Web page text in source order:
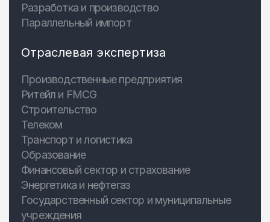
Разработка и производство
Параллельный импорт
Отраслевая экспертиза
Производственные предприятия
Ритейл и FMCG
Строительство
Телеком
Транспорт и логистика
Образование
Финансовый сектор и страхование
Энергетика и нефтегаз
Государственный сектор и муниципальные
учреждения